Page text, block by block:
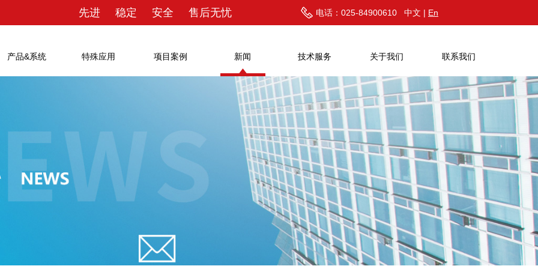
先进 稳定 安全 售后无忧 电话：025-84900610 中文 | En
产品&系统 特殊应用 项目案例 新闻 技术服务 关于我们 联系我们